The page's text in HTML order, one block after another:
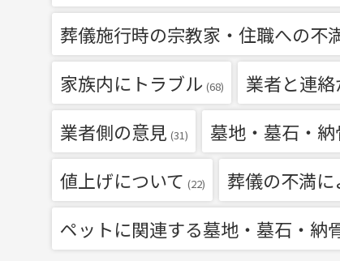
葬儀施行時の宗教家・住職への不
家族内にトラブル (68) 業者と連
業者側の意見 (31) 墓地・墓石・
値上げについて (22) 葬儀の不満
ペットに関連する墓地・墓石・納